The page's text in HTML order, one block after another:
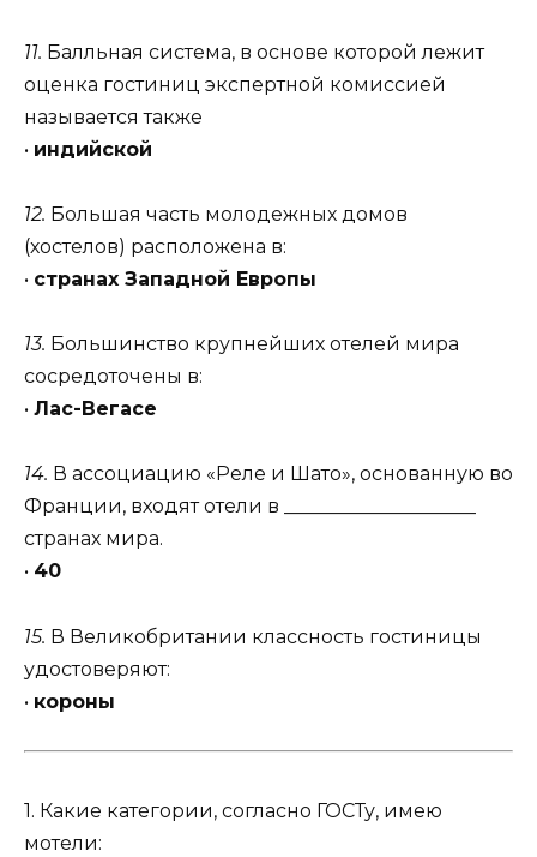
11. Балльная система, в основе которой лежит
оценка гостиниц экспертной комиссией
называется также
• индийской
12. Большая часть молодежных домов
(хостелов) расположена в:
• странах Западной Европы
13. Большинство крупнейших отелей мира
сосредоточены в:
• Лас-Вегасе
14. В ассоциацию «Реле и Шато», основанную во
Франции, входят отели в ____________________
странах мира.
• 40
15. В Великобритании классность гостиницы
удостоверяют:
• короны
1. Какие категории, согласно ГОСТу, имею
мотели: